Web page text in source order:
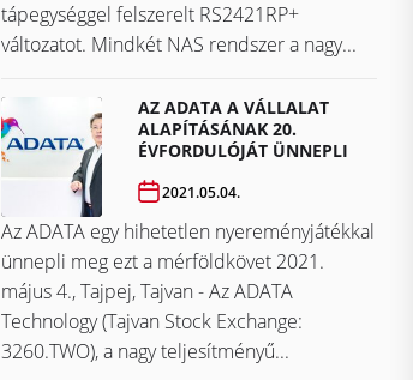
tápegységgel felszerelt RS2421RP+
változatot. Mindkét NAS rendszer a nagy...
AZ ADATA A VÁLLALAT
ALAPÍTÁSÁNAK 20.
ÉVFORDULÓJÁT ÜNNEPLI
2021.05.04.
Az ADATA egy hihetetlen nyereményjátékkal
ünnepli meg ezt a mérföldkövet ​​​​​​​2021.
május 4., Tajpej, Tajvan - Az ADATA
Technology (Tajvan Stock Exchange:
3260.TWO), a nagy teljesítményű...